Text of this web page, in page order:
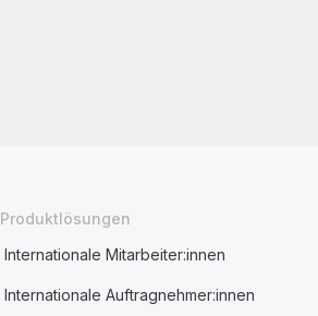
Produktlösungen
Internationale Mitarbeiter:innen
Internationale Auftragnehmer:innen